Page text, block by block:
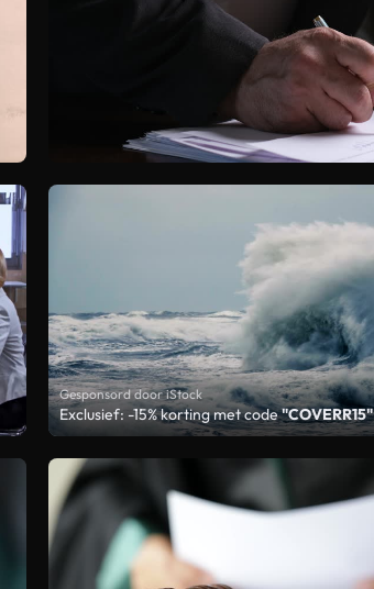
Gesponsord door iStock
Exclusief: -15% korting met code"COVERR15"